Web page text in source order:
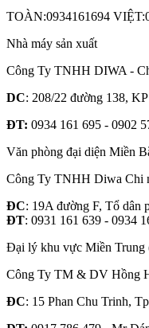
TOÀN:0934161694
Nhà máy sản xuất
Công Ty TNHH DIWA -
DC: 208/22 đường 138,
ĐT: 0934 161 695 - 0902
Văn phòng đại diện Miền
Công Ty TNHH Diwa Chi
ĐC: 19A đường F, Tổ dân
ĐT: 0931 161 639 - 0934
Đại lý khu vực Miền
Công Ty TM & DV Hồng
ĐC: 15 Phan Chu Trinh,